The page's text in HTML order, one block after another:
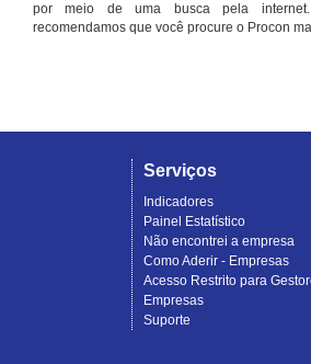
por meio de uma busca pela
recomendamos que você procure o Procon
Serviços
Indicadores
Painel Estatístico
Não encontrei a empresa
Como Aderir - Empresas
Acesso Restrito para
Empresas
Suporte